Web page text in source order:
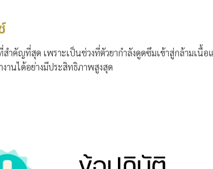
สำคัญที่สุด เพราะเป็นช่วงที่ตัวยากำลังดูดซึมเข้าสู่กล้ามเนื้อ
านได้อย่างมีประสิทธิภาพสูงสุด